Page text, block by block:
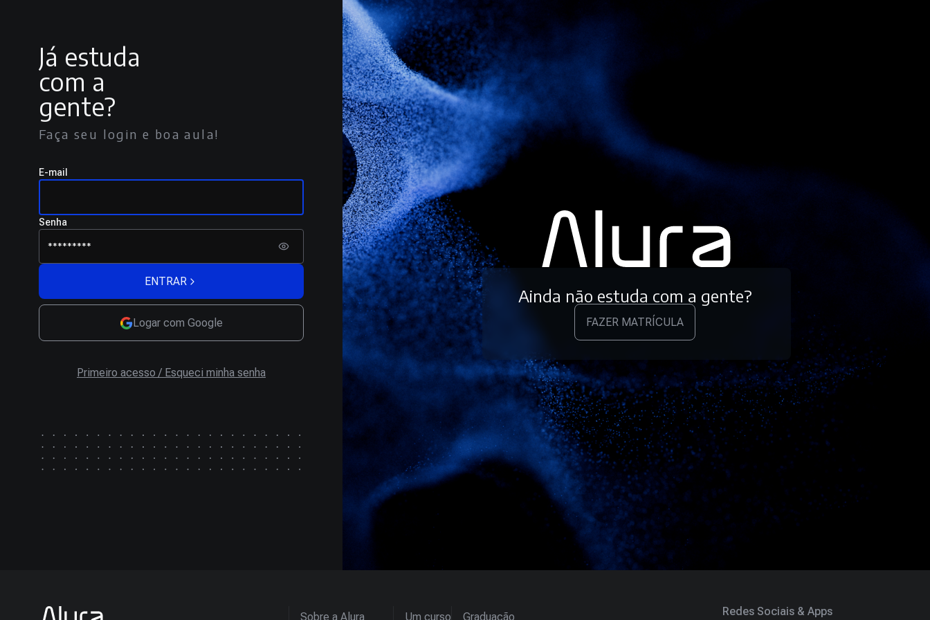
Já estuda
com a
gente?
Faça seu login e boa aula!
E-mail
Senha
ENTRAR
Logar com Google
Primeiro acesso / Esqueci minha senha
Ainda não estuda com a gente?
FAZER MATRÍCULA
Sobre a Alura Um curso Graduação Redes Sociais & Apps